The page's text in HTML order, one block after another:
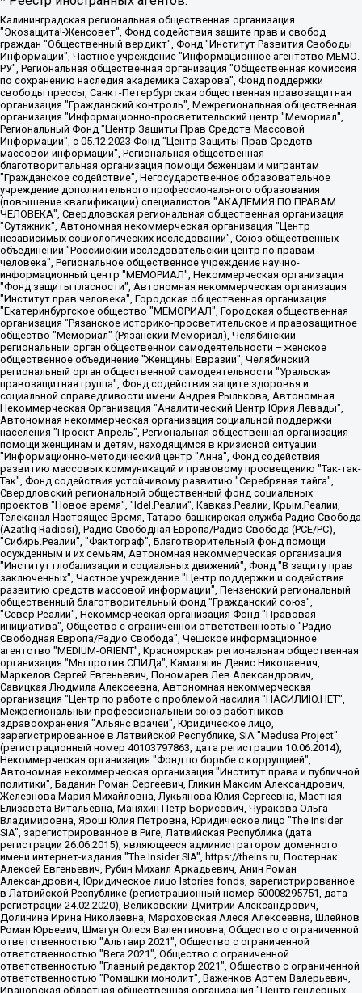
Калининградская региональная общественная организация "Экозащита!-Женсовет", Фонд содействия защите прав и свобод граждан "Общественный вердикт", Фонд "Институт Развития Свободы Информации", Частное учреждение "Информационное агентство МЕМО. РУ", Региональная общественная организация "Общественная комиссия по сохранению наследия академика Сахарова", Фонд поддержки свободы прессы, Санкт-Петербургская общественная правозащитная организация "Гражданский контроль", Межрегиональная общественная организация "Информационно-просветительский центр "Мемориал", Региональный Фонд "Центр Защиты Прав Средств Массовой Информации", с 05.12.2023 Фонд "Центр Защиты Прав Средств массовой информации", Региональная общественная благотворительная организация помощи беженцам и мигрантам "Гражданское содействие", Негосударственное образовательное учреждение дополнительного профессионального образования (повышение квалификации) специалистов "АКАДЕМИЯ ПО ПРАВАМ ЧЕЛОВЕКА", Свердловская региональная общественная организация "Сутяжник", Автономная некоммерческая организация "Центр независимых социологических исследований", Союз общественных объединений "Российский исследовательский центр по правам человека", Региональное общественное учреждение научно-информационный центр "МЕМОРИАЛ", Некоммерческая организация "Фонд защиты гласности", Автономная некоммерческая организация "Институт прав человека", Городская общественная организация "Екатеринбургское общество "МЕМОРИАЛ", Городская общественная организация "Рязанское историко-просветительское и правозащитное общество "Мемориал" (Рязанский Мемориал), Челябинский региональный орган общественной самодеятельности – женское общественное объединение "Женщины Евразии", Челябинский региональный орган общественной самодеятельности "Уральская правозащитная группа", Фонд содействия защите здоровья и социальной справедливости имени Андрея Рылькова, Автономная Некоммерческая Организация "Аналитический Центр Юрия Левады", Автономная некоммерческая организация социальной поддержки населения "Проект Апрель", Региональная общественная организация помощи женщинам и детям, находящимся в кризисной ситуации "Информационно-методический центр "Анна", Фонд содействия развитию массовых коммуникаций и правовому просвещению "Так-так-Так", Фонд содействия устойчивому развитию "Серебряная тайга", Свердловский региональный общественный фонд социальных проектов "Новое время", "Idel.Реалии", Кавказ.Реалии, Крым.Реалии, Телеканал Настоящее Время, Татаро-башкирская служба Радио Свобода (Azatliq Radiosi), Радио Свободная Европа/Радио Свобода (PCE/PC), "Сибирь.Реалии", "Фактограф", Благотворительный фонд помощи осужденным и их семьям, Автономная некоммерческая организация "Институт глобализации и социальных движений", Фонд "В защиту прав заключенных", Частное учреждение "Центр поддержки и содействия развитию средств массовой информации", Пензенский региональный общественный благотворительный фонд "Гражданский союз", "Север.Реалии", Некоммерческая организация Фонд "Правовая инициатива", Общество с ограниченной ответственностью "Радио Свободная Европа/Радио Свобода", Чешское информационное агентство "MEDIUM-ORIENT", Красноярская региональная общественная организация "Мы против СПИДа", Камалягин Денис Николаевич, Маркелов Сергей Евгеньевич, Пономарев Лев Александрович, Савицкая Людмила Алексеевна, Автономная некоммерческая организация "Центр по работе с проблемой насилия "НАСИЛИЮ.НЕТ", Межрегиональный профессиональный союз работников здравоохранения "Альянс врачей", Юридическое лицо, зарегистрированное в Латвийской Республике, SIA "Medusa Project" (регистрационный номер 40103797863, дата регистрации 10.06.2014), Некоммерческая организация "Фонд по борьбе с коррупцией", Автономная некоммерческая организация "Институт права и публичной политики", Баданин Роман Сергеевич, Гликин Максим Александрович, Железнова Мария Михайловна, Лукьянова Юлия Сергеевна, Маетная Елизавета Витальевна, Маняхин Петр Борисович, Чуракова Ольга Владимировна, Ярош Юлия Петровна, Юридическое лицо "The Insider SIA", зарегистрированное в Риге, Латвийская Республика (дата регистрации 26.06.2015), являющееся администратором доменного имени интернет-издания "The Insider SIA", https://theins.ru, Постернак Алексей Евгеньевич, Рубин Михаил Аркадьевич, Анин Роман Александрович, Юридическое лицо Istories fonds, зарегистрированное в Латвийской Республике (регистрационный номер 50008295751, дата регистрации 24.02.2020), Великовский Дмитрий Александрович, Долинина Ирина Николаевна, Мароховская Алеся Алексеевна, Шлейнов Роман Юрьевич, Шмагун Олеся Валентиновна, Общество с ограниченной ответственностью "Альтаир 2021", Общество с ограниченной ответственностью "Вега 2021", Общество с ограниченной ответственностью "Главный редактор 2021", Общество с ограниченной ответственностью "Ромашки монолит", Важенков Артем Валерьевич, Ивановская областная общественная организация "Центр гендерных исследований", Гурман Юрий Альбертович, Медиапроект "ОВД-Инфо", Егоров Владимир Владимирович, Жилинский Владимир Александрович, Общество с ограниченной ответственностью "ЗП", Иванова София Юрьевна, Карезина Инна Павловна, Кильтау Екатерина Викторовна, Петров Алексей Викторович, Пискунов Сергей Евгеньевич, Смирнов Сергей Сергеевич, Тихонов Михаил Сергеевич, Общество с ограниченной ответственностью "ЖУРНАЛИСТ-ИНОСТРАННЫЙ АГЕНТ", Арапова Галина Юрьевна, Вольтская Татьяна Анатольевна, Американская компания "Mason G.E.S. Anonymous Foundation" (США), являющаяся владельцем интернет-издания https://mnews.world/, Компания "Stichting Bellingcat", зарегистрированная в Нидерландах (дата регистрации 11.07.2018), Захаров Андрей Вячеславович, Клепиковская Екатерина Дмитриевна, Общество с ограниченной ответственностью "МЕМО", Перл Роман Александрович, Симонов Евгений Алексеевич, Соловьева Елена Анатольевна, Сотников Даниил Владимирович, Сурначева Елизавета Дмитриевна, Автономная некоммерческая организация по защите прав человека и информированию населения "Якутия – Наше Мнение", Общество с ограниченной ответственностью "Москоу диджитал медиа", с 26.01.2023 Общество с ограниченной ответственностью "Чайка Белые сады", Ветошкина Валерия Валерьевна, Заговора Максим Александрович, Межрегиональное общественное движение "Российская ЛГБТ - сеть", Оленичев Максим Владимирович, Павлов Иван Юрьевич, Скворцова Елена Сергеевна, Общество с ограниченной ответственностью "Как бы инагент", Кочетков Игорь Викторович, Общество с ограниченной ответственностью "Честные выборы", Еланчик Олег Александрович, Общество с ограниченной ответственностью "Нобелевский призыв", Гималова Регина Эмилевна, Григорьев Андрей Валерьевич, Григорьева Алина Александровна, Ассоциация по содействию защите прав призывников, альтернативнослужащих и военнослужащих "Правозащитная группа "Гражданин.Армия.Право", Хисамова Регина Фаритовна, Автономная некоммерческая организация по реализации социально-правовых программ "Лилит", Дальневосточное общественное движение "Маяк", Санкт-Петербургская ЛГБТ-инициативная группа "Выход", Инициативная группа ЛГБТ+ "Реверс", Алексеев Андрей Викторович, Бекбулатова Таисия Львовна, Беляев Иван Михайлович, Владыкина Елена Сергеевна, Гельман Марат Александрович, Никульшина Вероника Юрьевна, Толоконникова Надежда Андреевна, Шендерович Виктор Анатольевич, Общество с ограниченной ответственностью "Данное сообщение", Общество с ограниченной ответственностью Издательский дом "Новая глава", Айнбиндер Александра Александровна, Московский комьюнити-центр для ЛГБТ+инициатив, Благотворительный фонд развития филантропии, Deutsche Welle (Германия, Kurt-Schumacher-Strasse 3, 53113 Bonn), Борзунова Мария Михайловна, Воробьев Виктор Викторович, Голубева Анна Львовна, Константинова Алла Михайловна, Малкова Ирина Владимировна, Мурадов Мурад Абдулгалимович, Осетинская Елизавета Николаевна, Понасенков Евгений Николаевич, Ганапольский Матвей Юрьевич, Киселев Евгений Алексеевич, Борухович Ирина Григорьевна, Дремин Иван Тимофеевич, Дубровский Дмитрий Викторович, Красноярская региональная общественная организация поддержки и развития альтернативных образовательных технологий и межкультурных коммуникаций "ИНТЕРРА", Маяковская Екатерина Алексеевна, Фейгин Марк Захарович, Филимонов Андрей Викторович, Дзугкоева Регина Николаевна, Доброхотов Роман Александрович, Дудь Юрий Александрович, Елкин Сергей Владимирович, Кругликов Кирилл Игоревич, Сабунаева Мария Леонидовна, Семенов Алексей Владимирович, Шаинян Карен Багратович, Шульман Екатерина Михайловна, Асафьев Артур Валерьевич, Вахштайн Виктор Семенович, Венедиктов Алексей Алексеевич, Лушникова Екатерина Евгеньевна, Волков Леонид Михайлович, Невзоров Александр Глебович, Пархоменко Сергей Борисович, Сироткин Ярослав Николаевич, Кара-Мурза Владимир Владимирович, Баранова Наталья Владимировна, Гозман Леонид Яковлевич, Кагарлицкий Борис Юльевич, Климарев Михаил Валерьевич, Милов Владимир Станиславович, Автономная некоммерческая организация Краснодарский центр современного искусства "Типография", Моргенштерн Алишер Тагирович, Соболь Любовь Эдуардовна, Общество с ограниченной ответственностью "ЛИЗА НОРМ", Каспаров Гарри Кимович, Ходорковский Михаил Борисович, Общество с ограниченной ответственностью "Апрельские тезисы", Данилович Ирина Брониславовна, Кашин Олег Владимирович, Петров Николай Владимирович, Пивоваров Алексей Владимирович, Соколов Михаил Владимирович, Цветкова Юлия Владимировна, Чичваркин Евгений Александрович, Комитет против пыток/Команда против пыток, Общество с ограниченной ответственностью "Первый научный", Общество с ограниченной ответственностью "Вертолет и ко", Белоцерковская Вероника Борисовна, Кац Максим Евгеньевич, Лазарева Татьяна Юрьевна, Шаведдинов Руслан Табризович, Яшин Илья Валерьевич, Общество с ограниченной ответственностью "Иноагент ААВ", Алешковский Дмитрий Петрович, Альбац Евгения Марковна, Быков Дмитрий Львович, Галямина Юлия Евгеньевна, Лойко Сергей Леонидович, Мартынов Кирилл Константинович, Медведев Сергей Александрович, Крашенинников Федор Геннадиевич, Гордеева Катерина Вл